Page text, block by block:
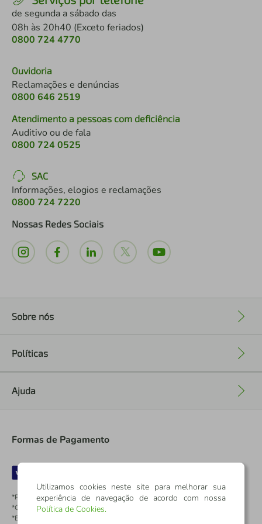
de segunda a sábado das
08h às 20h40 (Exceto feriados)
0800 724 4770
Ouvidoria
Reclamações e denúncias
0800 646 2519
Atendimento a pessoas com deficiência
Auditivo ou de fala
0800 724 0525
SAC
Informações, elogios e reclamações
0800 724 7220
Nossas Redes Sociais
Sobre nós
Políticas
Ajuda
Formas de Pagamento
*Pontos dos Cartões Sicredi
*Cartões Sicredi
*Boleto exclusivo para associados PJ
Utilizamos cookies neste site para melhorar sua
experiência de navegação de acordo com nossa
Política de Cookies.